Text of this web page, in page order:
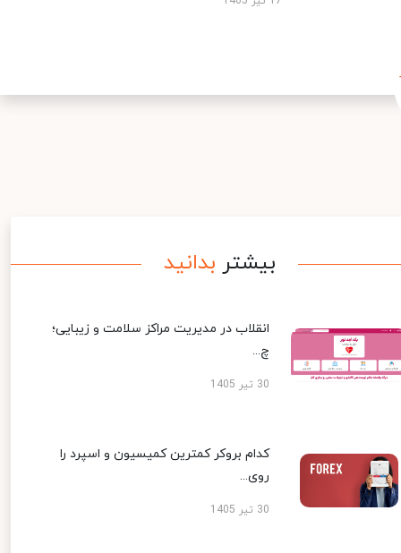
بیشتر بدانید
انقلاب در مدیریت مراکز سلامت و زیبایی؛
چ...
30 تیر 1405
کدام بروکر کمترین کمیسیون و اسپرد را
روی...
30 تیر 1405